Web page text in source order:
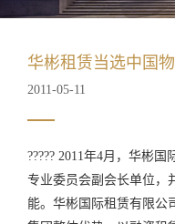
华彬租赁当选中国
2011-05-11
????? 2011年4月，华彬
专业委员会副会长单位，
能。华彬国际租赁有限公